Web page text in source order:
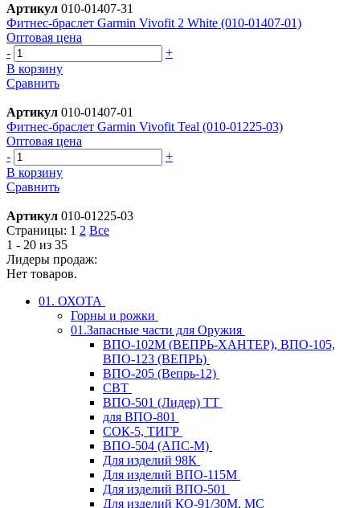
Артикул 010-01407-31
Фитнес-браслет Garmin Vivofit 2 White (010-01407-01)
Оптовая цена
-
+
В корзину
Сравнить
Артикул 010-01407-01
Фитнес-браслет Garmin Vivofit Teal (010-01225-03)
Оптовая цена
-
+
В корзину
Сравнить
Артикул 010-01225-03
Страницы: 1 2 Все
1 - 20 из 35
Лидеры продаж:
Нет товаров.
01. ОХОТА
Горны и рожки
01.Запасные части для Оружия
ВПО-102М (ВЕПРЬ-ХАНТЕР), ВПО-105,
ВПО-123 (ВЕПРЬ)
ВПО-205 (Вепрь-12)
СВТ
ВПО-501 (Лидер) ТТ
для ВПО-801
СОК-5, ТИГР
ВПО-504 (АПС-М)
Для изделий 98К
Для изделий ВПО-115М
Для изделий ВПО-501
Для изделий КО-91/30М, МС